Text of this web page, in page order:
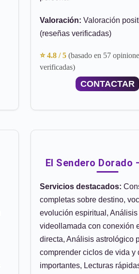
Valoración: Valoración
(reseñas verificadas)
⭐ 4.8 / 5 (basado en 57
verificadas)
CONTACTAR
El Sendero Dorado
Servicios destacados:
completas sobre destino,
evolución espiritual, Análisis
videollamada con conexión
directa, Análisis astrológico
comprender ciclos de vida y
importantes, Lecturas